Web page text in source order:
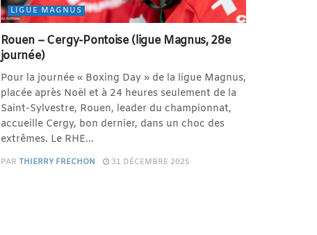
LIGUE MAGNUS
Rouen – Cergy-Pontoise (ligue Magnus, 28e
journée)
Pour la journée « Boxing Day » de la ligue Magnus,
placée après Noël et à 24 heures seulement de la
Saint-Sylvestre, Rouen, leader du championnat,
accueille Cergy, bon dernier, dans un choc des
extrêmes. Le RHE...
PAR THIERRY FRECHON 31 DÉCEMBRE 2025